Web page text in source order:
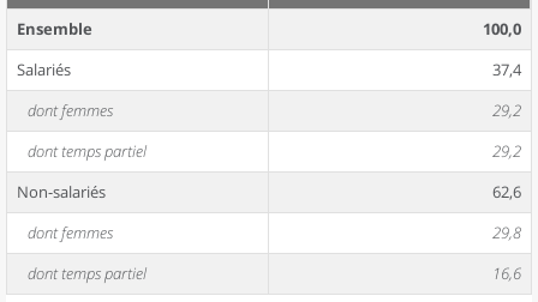
Ensemble
100,0
Salariés
37,4
dont femmes
29,2
dont temps partiel
29,2
Non-salariés
62,6
dont femmes
29,8
dont temps partiel
16,6